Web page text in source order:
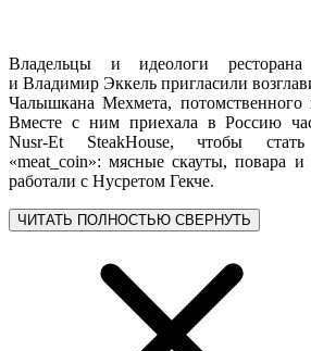
Владельцы и идеологи
и Владимир Эккель пригласили
Чалышкана Мехмета, потомственного
Вместе с ним приехала в Россию
Nusr-Et SteakHouse, чтобы
«meat_coin»: мясные скауты, повара
работали с Нусретом Гекче.
ЧИТАТЬ ПОЛНОСТЬЮ СВЕРНУТЬ